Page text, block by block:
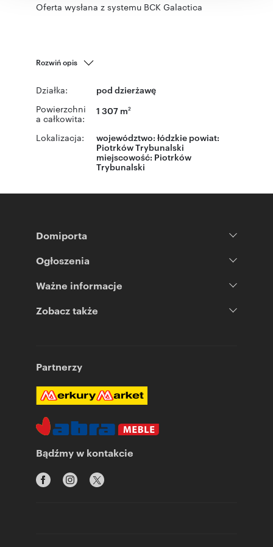
Oferta wysłana z systemu BCK Galactica
Rozwiń opis
Działka: pod dzierżawę
Powierzchni
a całkowita:
1 307 m2
Lokalizacja: województwo: łódzkie powiat:
Piotrków Trybunalski
miejscowość: Piotrków
Trybunalski
Domiporta
Ogłoszenia
Ważne informacje
Zobacz także
Partnerzy
Bądźmy w kontakcie